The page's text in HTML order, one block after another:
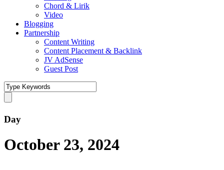
Chord & Lirik
Video
Blogging
Partnership
Content Writing
Content Placement & Backlink
JV AdSense
Guest Post
Day
October 23, 2024